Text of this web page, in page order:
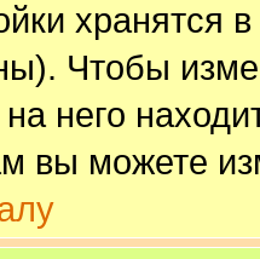
хранятся
Чтобы
него
вы можете